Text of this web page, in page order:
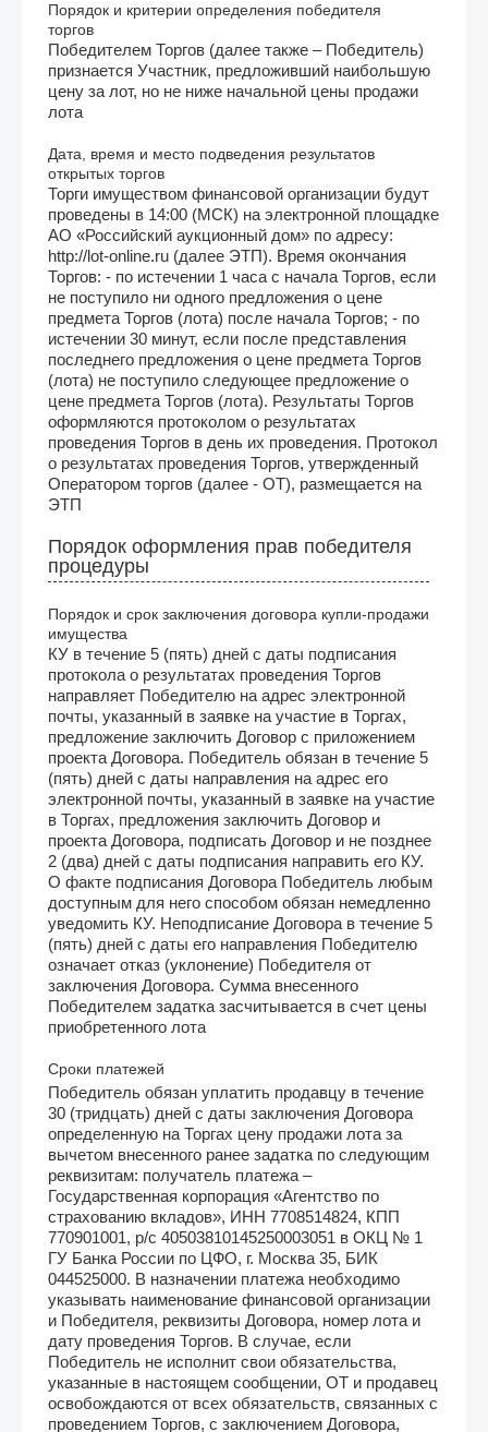
Порядок и критерии определения победителя
торгов
Победителем Торгов (далее также – Победитель)
признается Участник, предложивший наибольшую
цену за лот, но не ниже начальной цены продажи
лота
Дата, время и место подведения результатов
открытых торгов
Торги имуществом финансовой организации будут
проведены в 14:00 (МСК) на электронной площадке
АО «Российский аукционный дом» по адресу:
http://lot-online.ru (далее ЭТП). Время окончания
Торгов: - по истечении 1 часа с начала Торгов, если
не поступило ни одного предложения о цене
предмета Торгов (лота) после начала Торгов; - по
истечении 30 минут, если после представления
последнего предложения о цене предмета Торгов
(лота) не поступило следующее предложение о
цене предмета Торгов (лота). Результаты Торгов
оформляются протоколом о результатах
проведения Торгов в день их проведения. Протокол
о результатах проведения Торгов, утвержденный
Оператором торгов (далее - ОТ), размещается на
ЭТП
Порядок оформления прав победителя
процедуры
Порядок и срок заключения договора купли-продажи
имущества
КУ в течение 5 (пять) дней с даты подписания
протокола о результатах проведения Торгов
направляет Победителю на адрес электронной
почты, указанный в заявке на участие в Торгах,
предложение заключить Договор с приложением
проекта Договора. Победитель обязан в течение 5
(пять) дней с даты направления на адрес его
электронной почты, указанный в заявке на участие
в Торгах, предложения заключить Договор и
проекта Договора, подписать Договор и не позднее
2 (два) дней с даты подписания направить его КУ.
О факте подписания Договора Победитель любым
доступным для него способом обязан немедленно
уведомить КУ. Неподписание Договора в течение 5
(пять) дней с даты его направления Победителю
означает отказ (уклонение) Победителя от
заключения Договора. Сумма внесенного
Победителем задатка засчитывается в счет цены
приобретенного лота
Сроки платежей
Победитель обязан уплатить продавцу в течение
30 (тридцать) дней с даты заключения Договора
определенную на Торгах цену продажи лота за
вычетом внесенного ранее задатка по следующим
реквизитам: получатель платежа –
Государственная корпорация «Агентство по
страхованию вкладов», ИНН 7708514824, КПП
770901001, р/с 40503810145250003051 в ОКЦ № 1
ГУ Банка России по ЦФО, г. Москва 35, БИК
044525000. В назначении платежа необходимо
указывать наименование финансовой организации
и Победителя, реквизиты Договора, номер лота и
дату проведения Торгов. В случае, если
Победитель не исполнит свои обязательства,
указанные в настоящем сообщении, ОТ и продавец
освобождаются от всех обязательств, связанных с
проведением Торгов, с заключением Договора,